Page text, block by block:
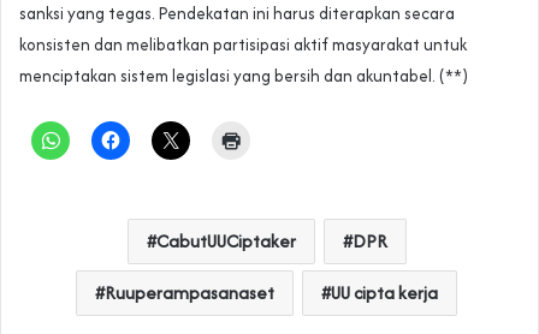
sanksi yang tegas. Pendekatan ini harus diterapkan secara
konsisten dan melibatkan partisipasi aktif masyarakat untuk
menciptakan sistem legislasi yang bersih dan akuntabel. (**)
CabutUUCiptaker DPR
Ruuperampasanaset UU cipta kerja